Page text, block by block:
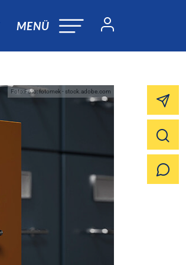
MENÜ
Foto:Foto: fotomek - stock.adobe.com